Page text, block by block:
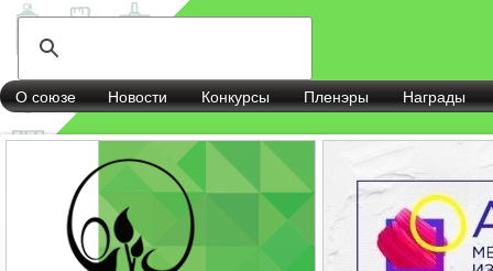
О союзе Новости Конкурсы Пленэры Награды